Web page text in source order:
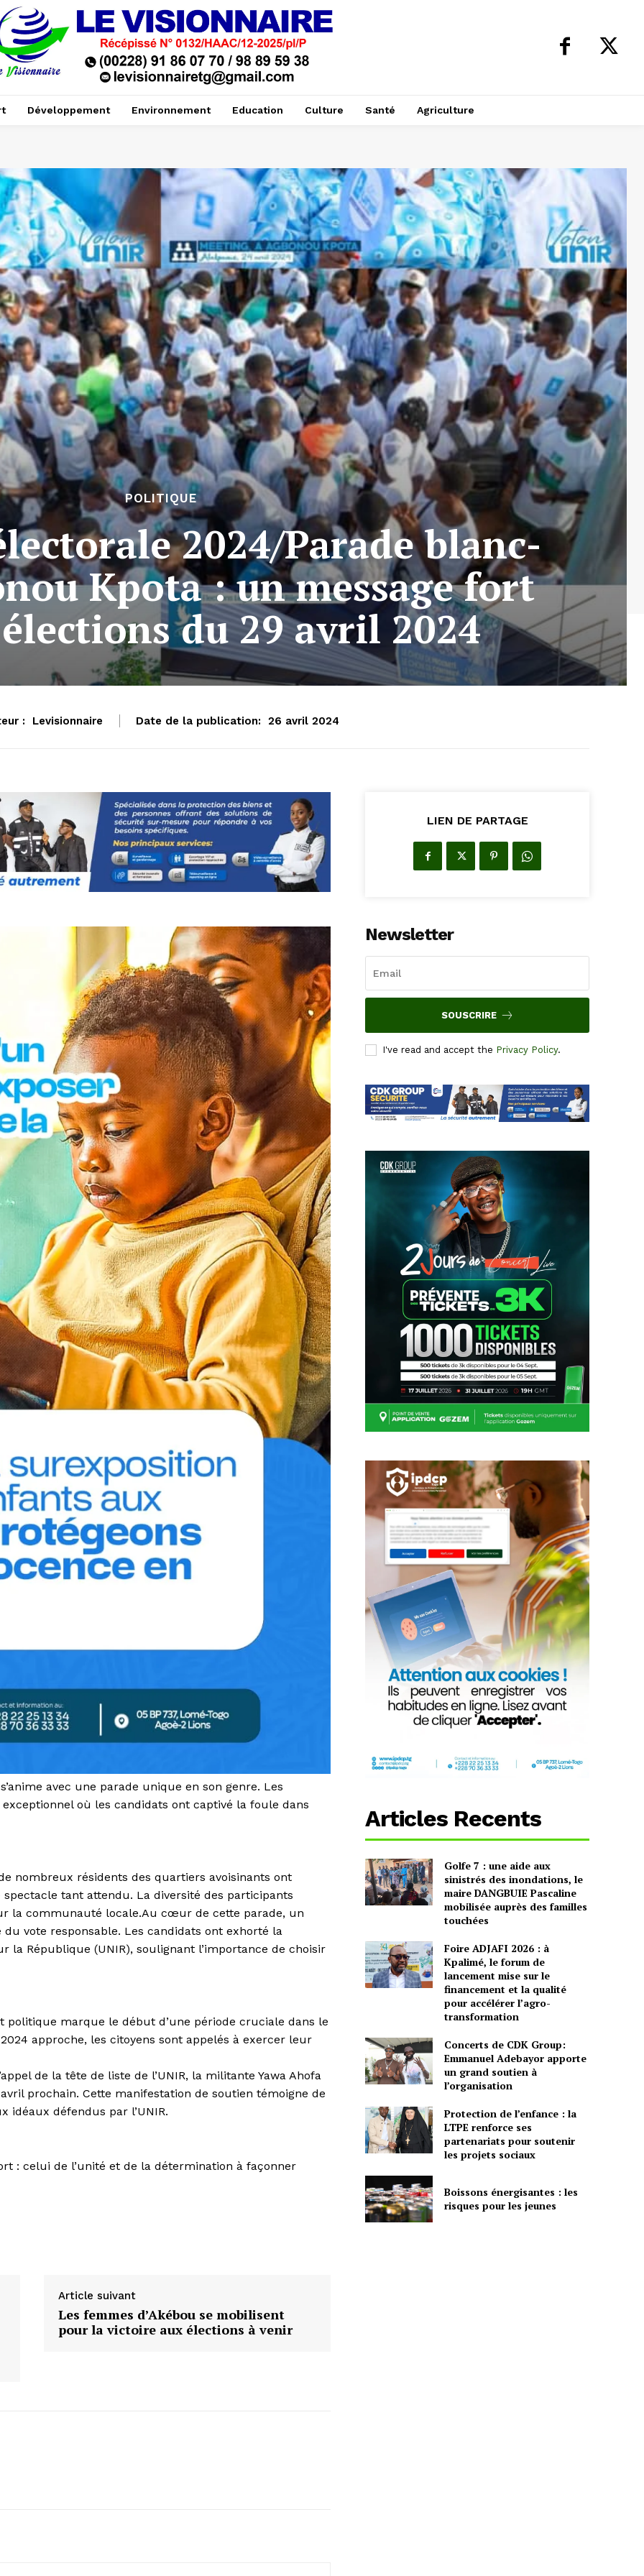
Développement Environnement Education Culture Santé Agriculture
POLITIQUE
2024/Parade blanc-
Kpota : un message fort
du 29 avril 2024
: Levisionnaire Date de la publication: 26 avril 2024
avec une parade unique en son genre. Les
où les candidats ont captivé la foule dans
nombreux résidents des quartiers avoisinants ont
tant attendu. La diversité des participants
la communauté locale.Au cœur de cette parade, un
vote responsable. Les candidats ont exhorté la
la République (UNIR), soulignant l’importance de choisir
politique marque le début d’une période cruciale dans le
approche, les citoyens sont appelés à exercer leur
de la tête de liste de l’UNIR, la militante Yawa Ahofa
prochain. Cette manifestation de soutien témoigne de
idéaux défendus par l’UNIR.
: celui de l’unité et de la détermination à façonner
Article suivant
Les femmes d’Akébou se mobilisent
pour la victoire aux élections à venir
LIEN DE PARTAGE
Newsletter
SOUSCRIRE
I've read and accept the Privacy Policy.
Articles Recents
Golfe 7 : une aide aux
sinistrés des inondations, le
maire DANGBUIE Pascaline
mobilisée auprès des familles
touchées
Foire ADJAFI 2026 : à
Kpalimé, le forum de
lancement mise sur le
financement et la qualité
pour accélérer l’agro-
transformation
Concerts de CDK Group:
Emmanuel Adebayor apporte
un grand soutien à
l’organisation
Protection de l’enfance : la
LTPE renforce ses
partenariats pour soutenir
les projets sociaux
Boissons énergisantes : les
risques pour les jeunes